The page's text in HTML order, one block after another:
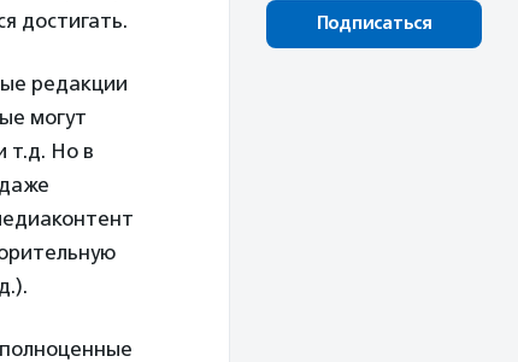
достигать.
редакции
могут
т.д. Но в
Подписаться